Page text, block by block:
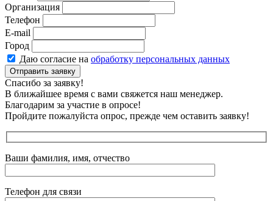
Организация
Телефон
E-mail
Город
Даю согласие на обработку персональных данных
Отправить заявку
Спасибо за заявку!
В ближайшее время с вами свяжется наш менеджер.
Благодарим за участие в опросе!
Пройдите пожалуйста опрос, прежде чем оставить заявку!
Ваши фамилия, имя, отчество
Телефон для связи